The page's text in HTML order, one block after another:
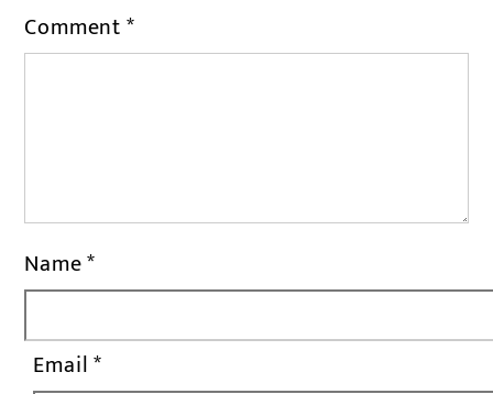
Comment*
Name*
Email*